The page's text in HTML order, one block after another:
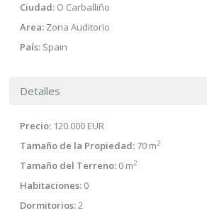
Ciudad: O Carballiño
Area: Zona Auditorio
País: Spain
Detalles
Precio: 120.000 EUR
Tamaño de la Propiedad: 70 m2
Tamaño del Terreno: 0 m2
Habitaciones: 0
Dormitorios:2